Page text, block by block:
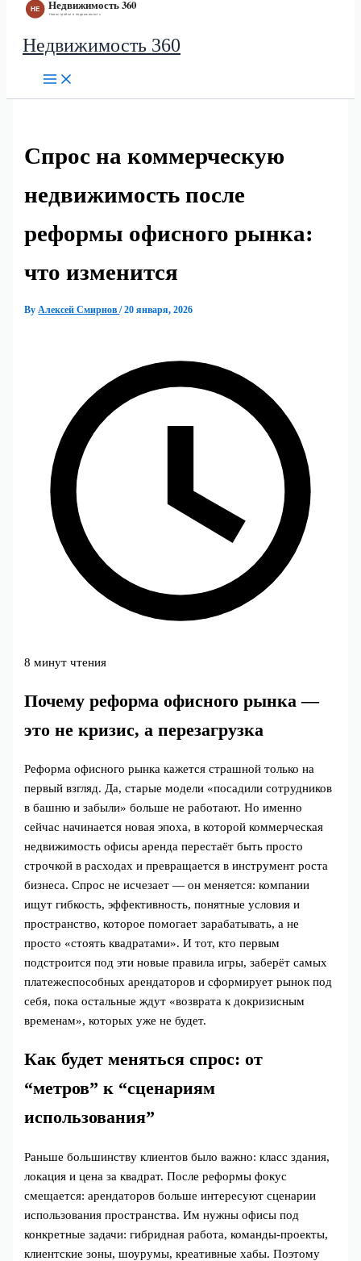
Недвижимость 360
Спрос на коммерческую
недвижимость после
реформы офисного рынка:
что изменится
ByАлексей Смирнов/20 января, 2026
8 минут чтения
Почему реформа офисного рынка —
это не кризис, а перезагрузка
Реформа офисного рынка кажется страшной только на
первый взгляд. Да, старые модели «посадили сотрудников
в башню и забыли» больше не работают. Но именно
сейчас начинается новая эпоха, в которой коммерческая
недвижимость офисы аренда перестаёт быть просто
строчкой в расходах и превращается в инструмент роста
бизнеса. Спрос не исчезает — он меняется: компании
ищут гибкость, эффективность, понятные условия и
пространство, которое помогает зарабатывать, а не
просто «стоять квадратами». И тот, кто первым
подстроится под эти новые правила игры, заберёт самых
платежеспособных арендаторов и сформирует рынок под
себя, пока остальные ждут «возврата к докризисным
временам», которых уже не будет.
Как будет меняться спрос: от
“метров” к “сценариям
использования”
Раньше большинству клиентов было важно: класс здания,
локация и цена за квадрат. После реформы фокус
смещается: арендаторов больше интересуют сценарии
использования пространства. Им нужны офисы под
конкретные задачи: гибридная работа, команды-проекты,
клиентские зоны, шоурумы, креативные хабы. Поэтому